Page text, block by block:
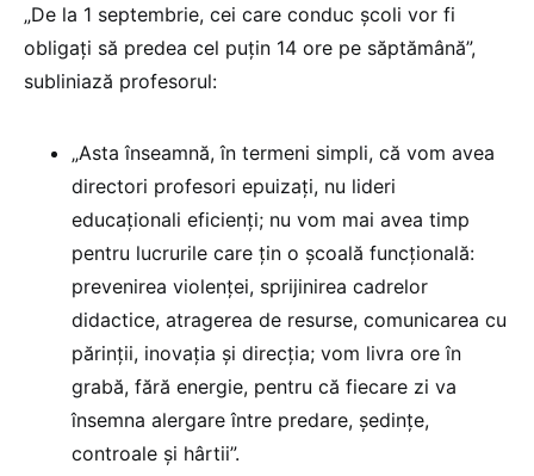
„De la 1 septembrie, cei care conduc școli vor fi
obligați să predea cel puțin 14 ore pe săptămână”,
subliniază profesorul:
„Asta înseamnă, în termeni simpli, că vom avea
directori profesori epuizați, nu lideri
educaționali eficienți; nu vom mai avea timp
pentru lucrurile care țin o școală funcțională:
prevenirea violenței, sprijinirea cadrelor
didactice, atragerea de resurse, comunicarea cu
părinții, inovația și direcția; vom livra ore în
grabă, fără energie, pentru că fiecare zi va
însemna alergare între predare, ședințe,
controale și hârtii”.